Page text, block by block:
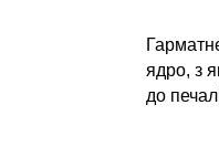
ядро, з
до